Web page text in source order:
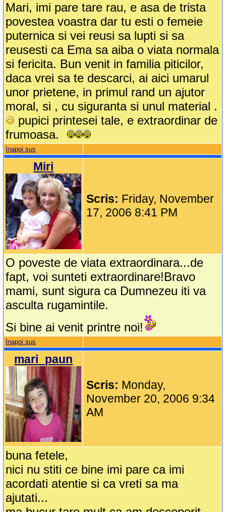
Mari, imi pare tare rau, e asa de trista
povestea voastra dar tu esti o femeie
puternica si vei reusi sa lupti si sa
reusesti ca Ema sa aiba o viata normala
si fericita. Bun venit in familia piticilor,
daca vrei sa te descarci, ai aici umarul
unor prietene, in primul rand un ajutor
moral, si , cu siguranta si unul material .
pupici printesei tale, e extraordinar de
frumoasa.
Inapoi sus
Miri
Scris: Friday, November
17, 2006 8:41 PM
O poveste de viata extraordinara...de
fapt, voi sunteti extraordinare!Bravo
mami, sunt sigura ca Dumnezeu iti va
asculta rugamintile.
Si bine ai venit printre noi!
Inapoi sus
mari_paun
Scris: Monday,
November 20, 2006 9:34
AM
buna fetele,
nici nu stiti ce bine imi pare ca imi
acordati atentie si ca vreti sa ma
ajutati...